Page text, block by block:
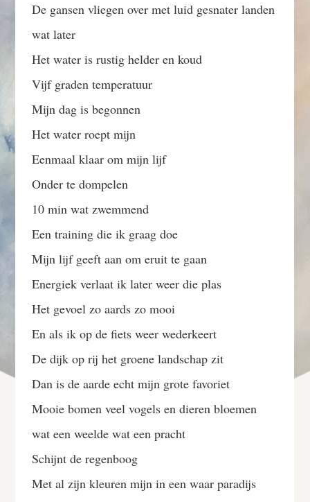
De gansen vliegen over met luid gesnater landen
wat later
Het water is rustig helder en koud
Vijf graden temperatuur
Mijn dag is begonnen
Het water roept mijn
Eenmaal klaar om mijn lijf
Onder te dompelen
10 min wat zwemmend
Een training die ik graag doe
Mijn lijf geeft aan om eruit te gaan
Energiek verlaat ik later weer die plas
Het gevoel zo aards zo mooi
En als ik op de fiets weer wederkeert
De dijk op rij het groene landschap zit
Dan is de aarde echt mijn grote favoriet
Mooie bomen veel vogels en dieren bloemen
wat een weelde wat een pracht
Schijnt de regenboog
Met al zijn kleuren mijn in een waar paradijs